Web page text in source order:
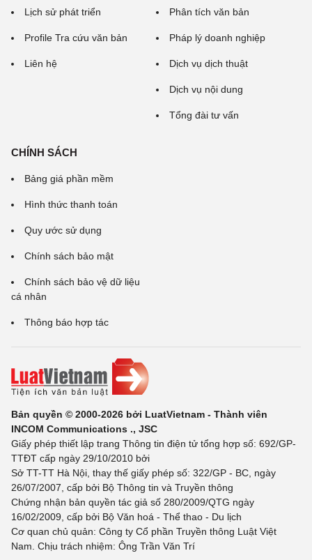
Lịch sử phát triển
Profile Tra cứu văn bản
Liên hệ
Phân tích văn bản
Pháp lý doanh nghiệp
Dịch vụ dịch thuật
Dịch vụ nội dung
Tổng đài tư vấn
CHÍNH SÁCH
Bảng giá phần mềm
Hình thức thanh toán
Quy ước sử dụng
Chính sách bảo mật
Chính sách bảo vệ dữ liệu
cá nhân
Thông báo hợp tác
Bản quyền © 2000-2026 bởi LuatVietnam - Thành viên
INCOM Communications ., JSC
Giấy phép thiết lập trang Thông tin điện tử tổng hợp số: 692/GP-
TTĐT cấp ngày 29/10/2010 bởi
Sở TT-TT Hà Nội, thay thế giấy phép số: 322/GP - BC, ngày
26/07/2007, cấp bởi Bộ Thông tin và Truyền thông
Chứng nhận bản quyền tác giả số 280/2009/QTG ngày
16/02/2009, cấp bởi Bộ Văn hoá - Thể thao - Du lịch
Cơ quan chủ quản: Công ty Cổ phần Truyền thông Luật Việt
Nam. Chịu trách nhiệm: Ông Trần Văn Trí